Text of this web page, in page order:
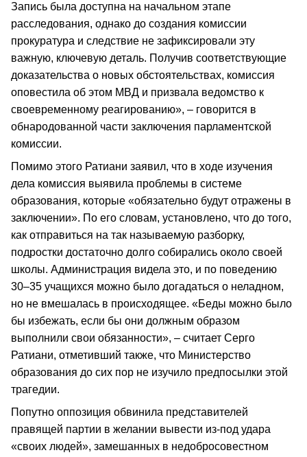
Запись была доступна на начальном этапе
расследования, однако до создания комиссии
прокуратура и следствие не зафиксировали эту
важную, ключевую деталь. Получив соответствующие
доказательства о новых обстоятельствах, комиссия
оповестила об этом МВД и призвала ведомство к
своевременному реагированию», – говорится в
обнародованной части заключения парламентской
комиссии.
Помимо этого Ратиани заявил, что в ходе изучения
дела комиссия выявила проблемы в системе
образования, которые «обязательно будут отражены в
заключении». По его словам, установлено, что до того,
как отправиться на так называемую разборку,
подростки достаточно долго собирались около своей
школы. Администрация видела это, и по поведению
30–35 учащихся можно было догадаться о неладном,
но не вмешалась в происходящее. «Беды можно было
бы избежать, если бы они должным образом
выполнили свои обязанности», – считает Серго
Ратиани, отметивший также, что Министерство
образования до сих пор не изучило предпосылки этой
трагедии.
Попутно оппозиция обвинила представителей
правящей партии в желании вывести из-под удара
«своих людей», замешанных в недобросовестном